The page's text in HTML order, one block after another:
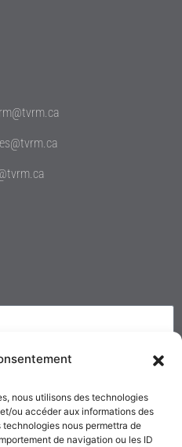
nous utilisons des technologies
ou accéder aux informations des
nous permettra de
de navigation ou les ID